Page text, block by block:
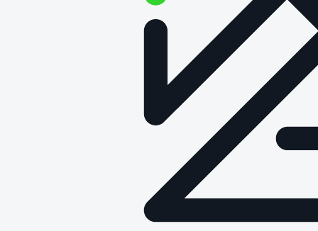
Badania wyrobów i
materiałów
drzewnych – oferta
BADANIA AKREDYTOWANE
BADANIA